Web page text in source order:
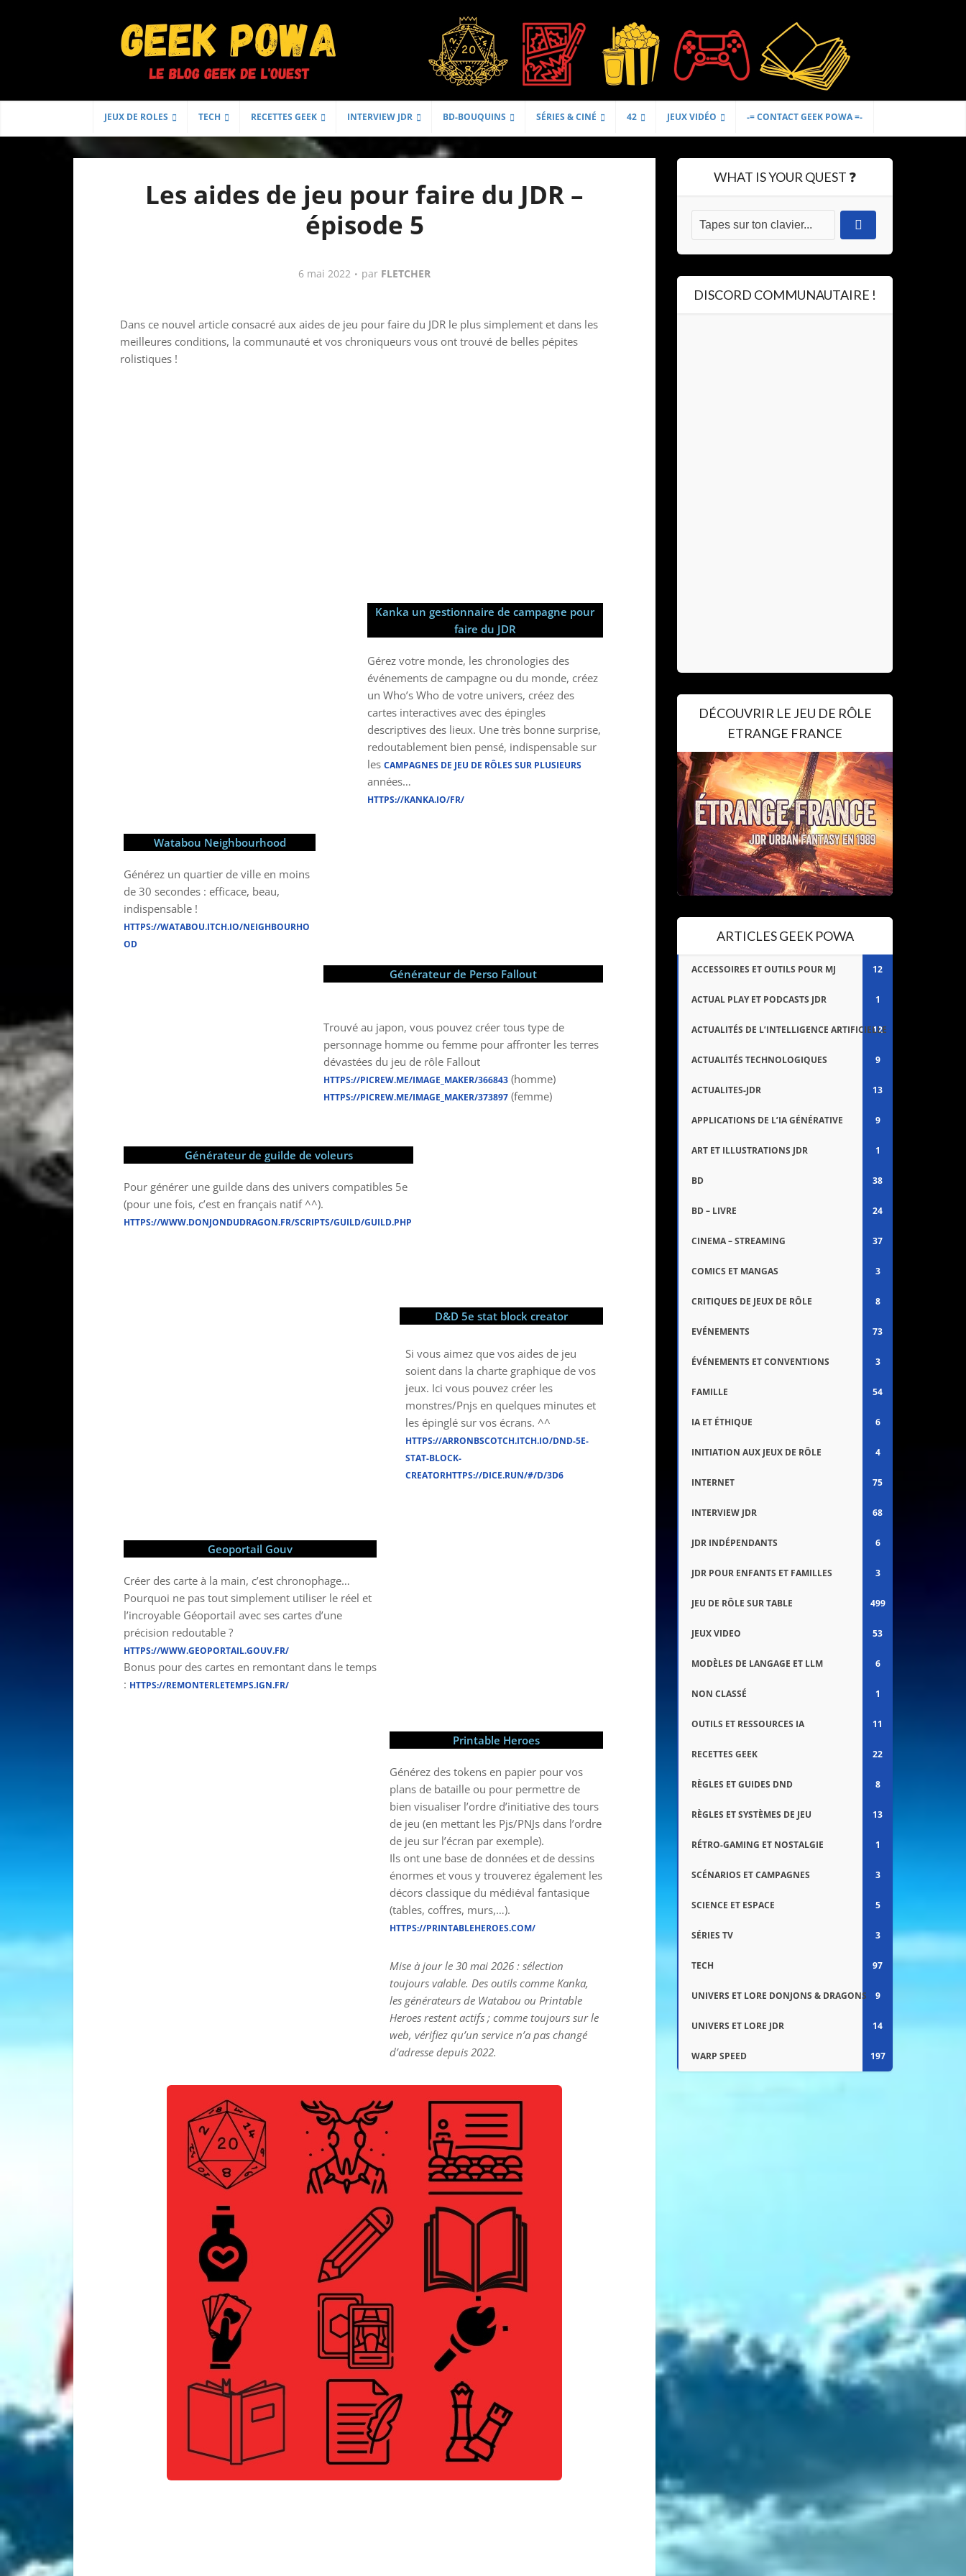
JEUX DE ROLES TECH RECETTES GEEK INTERVIEW JDR BD-BOUQUINS SÉRIES & CINÉ 42 JEUX VIDÉO -= CONTACT GEEK POWA =-
Les aides de jeu pour faire du JDR –
épisode 5
6 mai 2022 par FLETCHER
Dans ce nouvel article consacré aux aides de jeu pour faire du JDR le plus simplement et dans les
meilleures conditions, la communauté et vos chroniqueurs vous ont trouvé de belles pépites
rolistiques !
Kanka un gestionnaire de campagne pour
faire du JDR
Gérez votre monde, les chronologies des
événements de campagne ou du monde, créez
un Who’s Who de votre univers, créez des
cartes interactives avec des épingles
descriptives des lieux. Une très bonne surprise,
redoutablement bien pensé, indispensable sur
les CAMPAGNES DE JEU DE RÔLES SUR PLUSIEURS
années…
HTTPS://KANKA.IO/FR/
Watabou Neighbourhood
Générez un quartier de ville en moins
de 30 secondes : efficace, beau,
indispensable !
HTTPS://WATABOU.ITCH.IO/NEIGHBOURHO
OD
Générateur de Perso Fallout
Trouvé au japon, vous pouvez créer tous type de
personnage homme ou femme pour affronter les terres
dévastées du jeu de rôle Fallout
HTTPS://PICREW.ME/IMAGE_MAKER/366843(homme)
HTTPS://PICREW.ME/IMAGE_MAKER/373897(femme)
Générateur de guilde de voleurs
Pour générer une guilde dans des univers compatibles 5e
(pour une fois, c’est en français natif ^^).
HTTPS://WWW.DONJONDUDRAGON.FR/SCRIPTS/GUILD/GUILD.PHP
D&D 5e stat block creator
Si vous aimez que vos aides de jeu
soient dans la charte graphique de vos
jeux. Ici vous pouvez créer les
monstres/Pnjs en quelques minutes et
les épinglé sur vos écrans. ^^
HTTPS://ARRONBSCOTCH.ITCH.IO/DND-5E-
STAT-BLOCK-
CREATORHTTPS://DICE.RUN/#/D/3D6
Geoportail Gouv
Créer des carte à la main, c’est chronophage…
Pourquoi ne pas tout simplement utiliser le réel et
l’incroyable Géoportail avec ses cartes d’une
précision redoutable ?
HTTPS://WWW.GEOPORTAIL.GOUV.FR/
Bonus pour des cartes en remontant dans le temps
: HTTPS://REMONTERLETEMPS.IGN.FR/
Printable Heroes
Générez des tokens en papier pour vos
plans de bataille ou pour permettre de
bien visualiser l’ordre d’initiative des tours
de jeu (en mettant les Pjs/PNJs dans l’ordre
de jeu sur l’écran par exemple).
Ils ont une base de données et de dessins
énormes et vous y trouverez également les
décors classique du médiéval fantasique
(tables, coffres, murs,…).
HTTPS://PRINTABLEHEROES.COM/
Mise à jour le 30 mai 2026 : sélection
toujours valable. Des outils comme Kanka,
les générateurs de Watabou ou Printable
Heroes restent actifs ; comme toujours sur le
web, vérifiez qu’un service n’a pas changé
d’adresse depuis 2022.
WHAT IS YOUR QUEST ❓
DISCORD COMMUNAUTAIRE !
DÉCOUVRIR LE JEU DE RÔLE
ETRANGE FRANCE
ARTICLES GEEK POWA
ACCESSOIRES ET OUTILS POUR MJ 12
ACTUAL PLAY ET PODCASTS JDR 1
ACTUALITÉS DE L’INTELLIGENCE ARTIFICIELLE
12
ACTUALITÉS TECHNOLOGIQUES 9
ACTUALITES-JDR 13
APPLICATIONS DE L’IA GÉNÉRATIVE 9
ART ET ILLUSTRATIONS JDR 1
BD 38
BD – LIVRE 24
CINEMA – STREAMING 37
COMICS ET MANGAS 3
CRITIQUES DE JEUX DE RÔLE 8
EVÉNEMENTS 73
ÉVÉNEMENTS ET CONVENTIONS 3
FAMILLE 54
IA ET ÉTHIQUE 6
INITIATION AUX JEUX DE RÔLE 4
INTERNET 75
INTERVIEW JDR 68
JDR INDÉPENDANTS 6
JDR POUR ENFANTS ET FAMILLES 3
JEU DE RÔLE SUR TABLE 499
JEUX VIDEO 53
MODÈLES DE LANGAGE ET LLM 6
NON CLASSÉ 1
OUTILS ET RESSOURCES IA 11
RECETTES GEEK 22
RÈGLES ET GUIDES DND 8
RÈGLES ET SYSTÈMES DE JEU 13
RÉTRO-GAMING ET NOSTALGIE 1
SCÉNARIOS ET CAMPAGNES 3
SCIENCE ET ESPACE 5
SÉRIES TV 3
TECH 97
UNIVERS ET LORE DONJONS & DRAGONS 9
UNIVERS ET LORE JDR 14
WARP SPEED 197